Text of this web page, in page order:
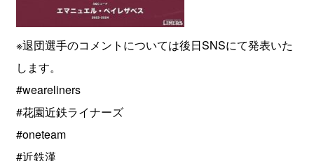
※退団選手のコメントについては後日SNSにて発表いた
します。
#weareliners
#花園近鉄ライナーズ
#oneteam
#近鉄漢